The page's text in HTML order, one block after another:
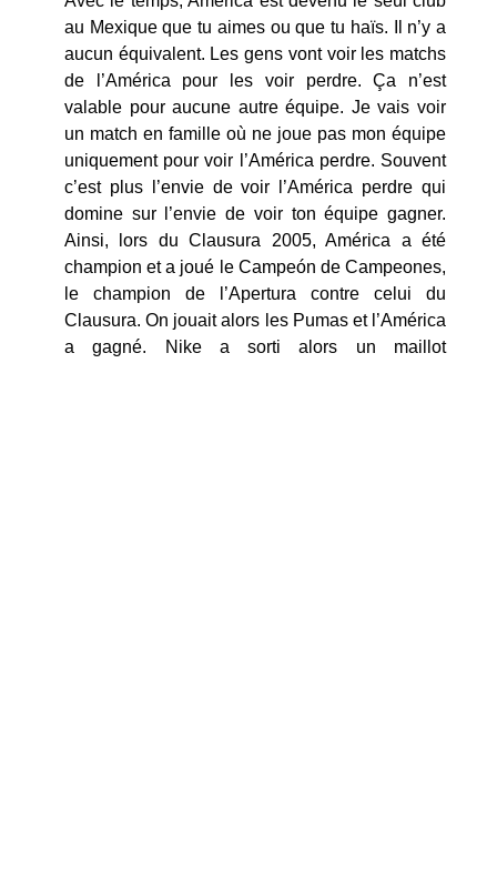
au Mexique que tu aimes ou que tu haïs. Il n’y a
aucun équivalent. Les gens vont voir les matchs
de l’América pour les voir perdre. Ça n’est
valable pour aucune autre équipe. Je vais voir
un match en famille où ne joue pas mon équipe
uniquement pour voir l’América perdre. Souvent
c’est plus l’envie de voir l’América perdre qui
domine sur l’envie de voir ton équipe gagner.
Ainsi, lors du Clausura 2005, América a été
champion et a joué le Campeón de Campeones,
le champion de l’Apertura contre celui du
Clausura. On jouait alors les Pumas et l’América
a gagné.
Nike a sorti alors un maillot